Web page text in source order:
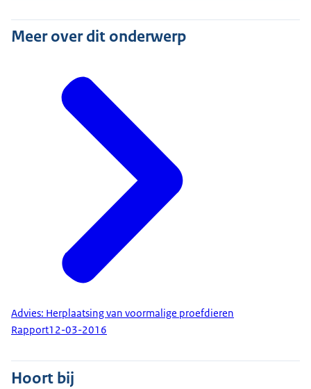
Meer over dit onderwerp
Advies: Herplaatsing van voormalige proefdieren
Rapport12-03-2016
Hoort bij